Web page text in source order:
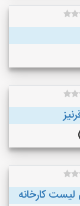
کارخانه